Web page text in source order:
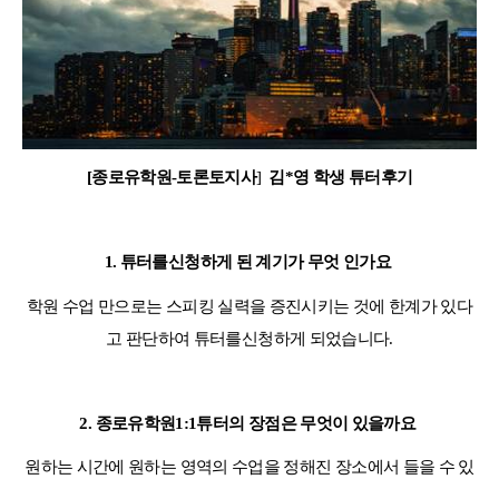
[종로유학원-토론토지사] 김*영 학생 튜터후기
1. 튜터를신청하게 된 계기가 무엇 인가요
학원 수업 만으로는 스피킹 실력을 증진시키는 것에 한계가 있다
고 판단하여 튜터를신청하게 되었습니다.
2. 종로유학원1:1튜터의 장점은 무엇이 있을까요
원하는 시간에 원하는 영역의 수업을 정해진 장소에서 들을 수 있